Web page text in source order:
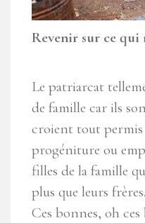
Revenir sur ce qui
Le patriarcat
de famille car ils
croient tout permis
progéniture ou
filles de la famille
plus que leurs frères.
Ces bonnes, oh ces